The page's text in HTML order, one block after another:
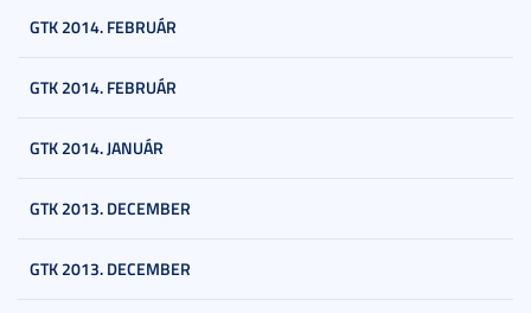
GTK 2014. FEBRUÁR
GTK 2014. FEBRUÁR
GTK 2014. JANUÁR
GTK 2013. DECEMBER
GTK 2013. DECEMBER